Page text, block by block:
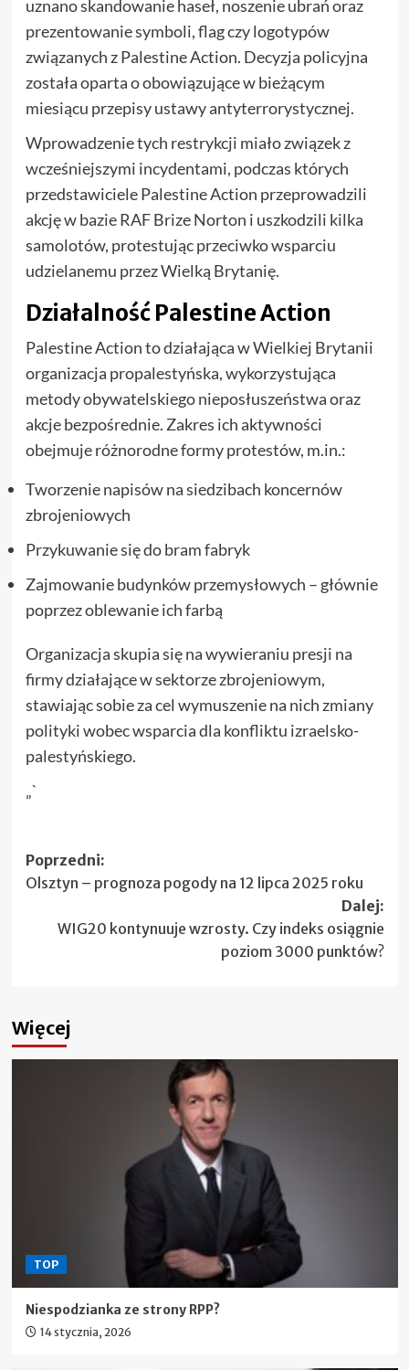
uznano skandowanie haseł, noszenie ubrań oraz
prezentowanie symboli, flag czy logotypów
związanych z Palestine Action. Decyzja policyjna
została oparta o obowiązujące w bieżącym
miesiącu przepisy ustawy antyterrorystycznej.
Wprowadzenie tych restrykcji miało związek z
wcześniejszymi incydentami, podczas których
przedstawiciele Palestine Action przeprowadzili
akcję w bazie RAF Brize Norton i uszkodzili kilka
samolotów, protestując przeciwko wsparciu
udzielanemu przez Wielką Brytanię.
Działalność Palestine Action
Palestine Action to działająca w Wielkiej Brytanii
organizacja propalestyńska, wykorzystująca
metody obywatelskiego nieposłuszeństwa oraz
akcje bezpośrednie. Zakres ich aktywności
obejmuje różnorodne formy protestów, m.in.:
Tworzenie napisów na siedzibach koncernów
zbrojeniowych
Przykuwanie się do bram fabryk
Zajmowanie budynków przemysłowych – głównie
poprzez oblewanie ich farbą
Organizacja skupia się na wywieraniu presji na
firmy działające w sektorze zbrojeniowym,
stawiając sobie za cel wymuszenie na nich zmiany
polityki wobec wsparcia dla konfliktu izraelsko-
palestyńskiego.
„`
Zobacz
wpisy
Poprzedni:
Olsztyn – prognoza pogody na 12 lipca 2025 roku
Dalej:
WIG20 kontynuuje wzrosty. Czy indeks osiągnie
poziom 3000 punktów?
Więcej
TOP
Niespodzianka ze strony RPP?
14 stycznia, 2026